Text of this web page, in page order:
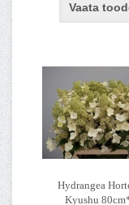
Vaata
Hydrangea
Kyushu